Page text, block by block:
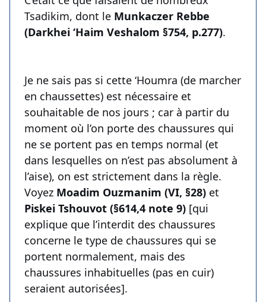
Tsadikim, dont le Munkaczer Rebbe
(Darkhei ‘Haim Veshalom §754, p.277).
Je ne sais pas si cette ‘Houmra (de marcher
en chaussettes) est nécessaire et
souhaitable de nos jours ; car à partir du
moment où l’on porte des chaussures qui
ne se portent pas en temps normal (et
dans lesquelles on n’est pas absolument à
l’aise), on est strictement dans la règle.
Voyez Moadim Ouzmanim (VI, §28) et
Piskei Tshouvot (§614,4 note 9) [qui
explique que l’interdit des chaussures
concerne le type de chaussures qui se
portent normalement, mais des
chaussures inhabituelles (pas en cuir)
seraient autorisées].